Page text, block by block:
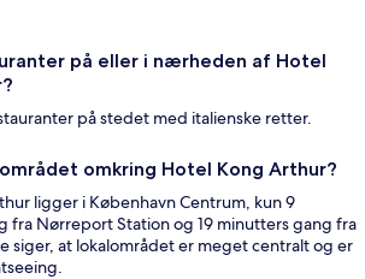
på eller i nærheden af Hotel
på stedet med italienske retter.
omkring Hotel Kong Arthur?
ligger i København Centrum, kun 9
fra Nørreport Station og 19 minutters gang fra
siger, at lokalområdet er meget centralt og er